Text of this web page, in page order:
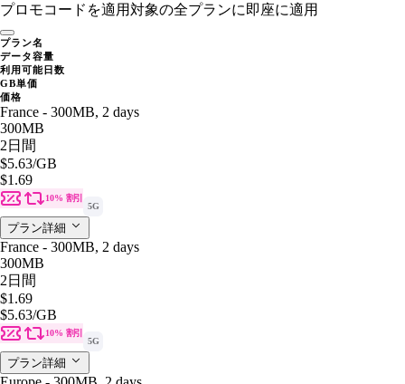
プロモコードを適用対象の全プランに即座に適用
プラン名
データ容量
利用可能日数
GB単価
価格
France - 300MB, 2 days
300MB
2日間
$5.63/GB
$1.69
10% 割引
5G
プラン詳細
France - 300MB, 2 days
300MB
2日間
$1.69
$5.63/GB
10% 割引
5G
プラン詳細